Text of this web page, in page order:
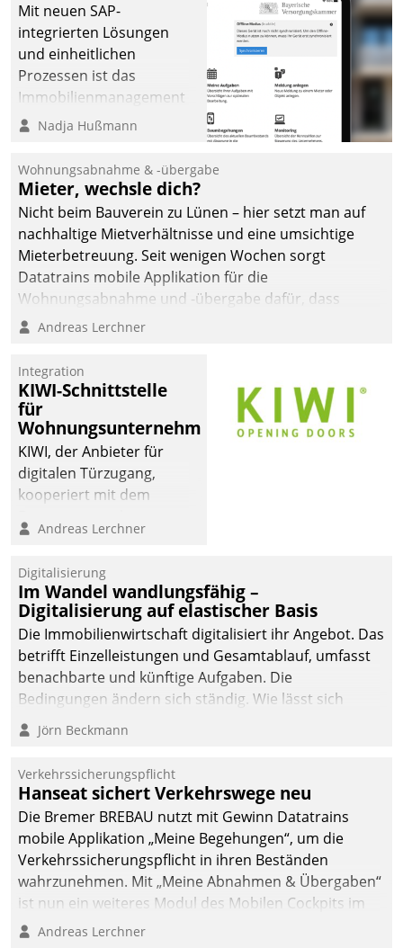
Mit neuen SAP-
integrierten Lösungen
und einheitlichen
Prozessen ist das
Immobilienmanagement
der Bayerischen
Ressort Kapitalanlage für
künftige Aufgaben und
Herausforderungen
gerüstet.
Nadja Hußmann
Wohnungsabnahme & -übergabe
Mieter, wechsle dich?
Nicht beim Bauverein zu Lünen – hier setzt man auf
nachhaltige Mietverhältnisse und eine umsichtige
Mieterbetreuung. Seit wenigen Wochen sorgt
Datatrains mobile Applikation für die
Wohnungsabnahme und -übergabe dafür, dass
Mieter wohlgeordnet kommen und, so es sein muss,
Andreas Lerchner
Integration
KIWI-Schnittstelle
für
Wohnungsunternehmen
KIWI, der Anbieter für
digitalen Türzugang,
kooperiert mit dem
Softwareentwicklungshaus
Andreas Lerchner
Digitalisierung
Im Wandel wandlungsfähig –
Digitalisierung auf elastischer Basis
Die Immobilienwirtschaft digitalisiert ihr Angebot. Das
betrifft Einzelleistungen und Gesamtablauf, umfasst
benachbarte und künftige Aufgaben. Die
Bedingungen ändern sich ständig. Wie lässt sich
technisch die Kontrolle wahren und zugleich Freiraum
fürs Wachsen öffnen?
Jörn Beckmann
Verkehrssicherungspflicht
Hanseat sichert Verkehrswege neu
Die Bremer BREBAU nutzt mit Gewinn Datatrains
mobile Applikation „Meine Begehungen“, um die
Verkehrssicherungspflicht in ihren Beständen
wahrzunehmen. Mit „Meine Abnahmen & Übergaben“
ist nun ein weiteres Modul des Mobilen Cockpits im
Einsatz.
Andreas Lerchner